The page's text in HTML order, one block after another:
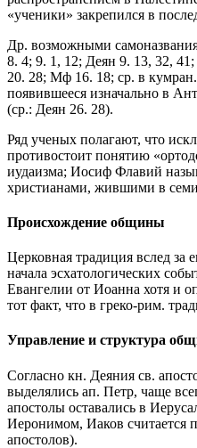
«ученики» закрепился в
Др. возможными
8. 4; 9. 1, 12; Деян 9. 13, 32,
20. 28; Мф 16. 18; ср. в
появившееся изначально в
(ср.: Деян 26. 28).
Ряд ученых полагают, что
противостоит понятию
иудаизма; Иосиф Флавий
христианами, жившими в
Происхождение общины
Церковная традиция вслед
начала эсхатологических
Евангелии от Иоанна хотя и
тот факт, что в греко-рим.
Управление и структура
Согласно кн. Деяния св.
выделялись ап. Петр, чаще
апостолы оставались в
Иеронимом, Иаков считается
апостолов).